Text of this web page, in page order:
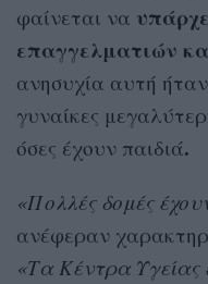
φαίνεται να
επαγγελματιών
ανησυχία αυτή
γυναίκες
όσες έχουν παιδιά.
«Πολλές δομές
ανέφεραν
«Τα Κέντρα Υγείας